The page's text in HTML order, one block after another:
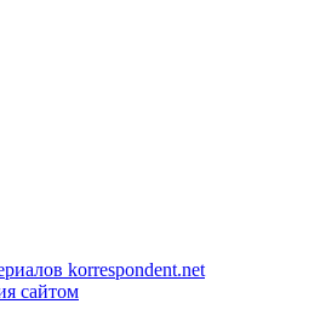
korrespondent.net
сайтом